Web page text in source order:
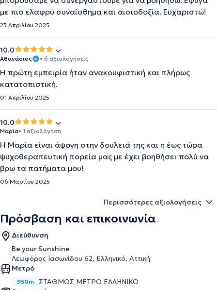
με πιο ελαφρύ συναίσθημα και αισιοδοξία. Ευχαριστώ!
23 Απριλίου 2025
10.0
Αθανάσιος • 6 αξιολογήσεις
Η πρώτη εμπειρία ήταν ανακουφιστική και πλήρως
κατατοπιστική.
01 Απριλίου 2025
10.0
Μαρία• 1 αξιολόγηση
Η Μαρία είναι άψογη στην δουλειά της και η έως τώρα
ψυχοθεραπευτική πορεία μας με έχει βοηθήσει πολύ να
βρω τα πατήματα μου!
06 Μαρτίου 2025
Περισσότερες αξιολογήσεις
Πρόσβαση και επικοινωνία
Διεύθυνση
Be your Sunshine
Λεωφόρος Ιασωνίδου 62, Ελληνικό, Αττική
Μετρό
950m
ΣΤΑΘΜΌΣ ΜΕΤΡΌ ΕΛΛΗΝΙΚΌ